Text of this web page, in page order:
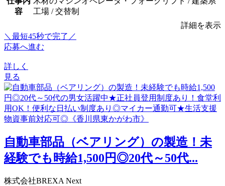
容
工場 / 交替制
詳細を表示
＼最短45秒で完了／
応募へ進む
詳しく
見る
自動車部品（ベアリング）の製造！未
経験でも時給1,500円◎20代～50代...
株式会社BREXA Next